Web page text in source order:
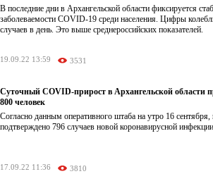
В последние дни в Архангельской области фиксируется
заболеваемости COVID-19 среди населения. Цифры
случаев в день. Это выше среднероссийских показателей.
19.09.22 13:59 3531
Суточный COVID-прирост в Архангельской области
800 человек
Согласно данным оперативного штаба на утро 16
подтверждено 796 случаев новой коронавирусной
17.09.22 11:36 3810